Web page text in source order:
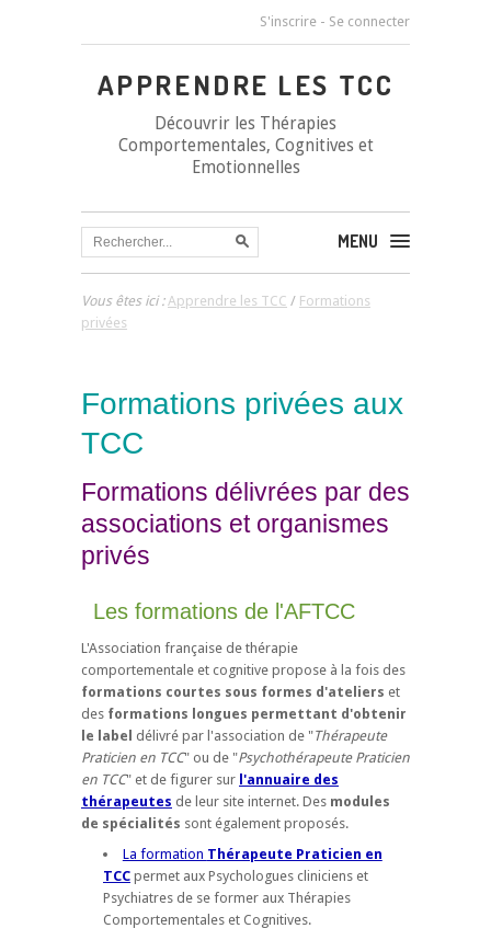
S'inscrire - Se connecter
APPRENDRE LES TCC
Découvrir les Thérapies
Comportementales, Cognitives et
Emotionnelles
MENU
Vous êtes ici :Apprendre les TCC / Formations
privées
Formations privées aux
TCC
Formations délivrées par des
associations et organismes
privés
Les formations de l'AFTCC
L'Association française de thérapie
comportementale et cognitive propose à la fois des
formations courtes sous formes d'ateliers et
des formations longues permettant d'obtenir
le label délivré par l'association de "Thérapeute
Praticien en TCC" ou de "Psychothérapeute Praticien
en TCC" et de figurer sur l'annuaire des
thérapeutes de leur site internet. Des modules
de spécialités sont également proposés.
La formation Thérapeute Praticien en
TCC permet aux Psychologues cliniciens et
Psychiatres de se former aux Thérapies
Comportementales et Cognitives.